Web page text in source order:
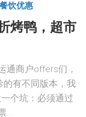
餐饮优惠
烤鸭，超市
通商户offers们，
的有不同版本，我
个坑：必须通过
...